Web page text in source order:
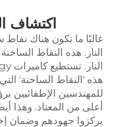
اكتشاف
غالبًا ما تكون هناك
النار. هذه النقاط
هذه 'النقاط الساخنة'
للمهندسين الإطفائيين
أعلى من المعتاد. وهذا
يركزوا جهودهم وضمان